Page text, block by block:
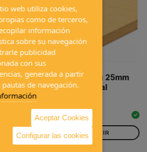
negro
Tablero Bambú 25mm
244x122 natural
242,00 €
AÑADIR
web utiliza cookies,
como de terceros,
información
sobre su navegación
publicidad
con sus
generada a partir
pautas de navegación.
Aceptar Cookies
Configurar las cookies